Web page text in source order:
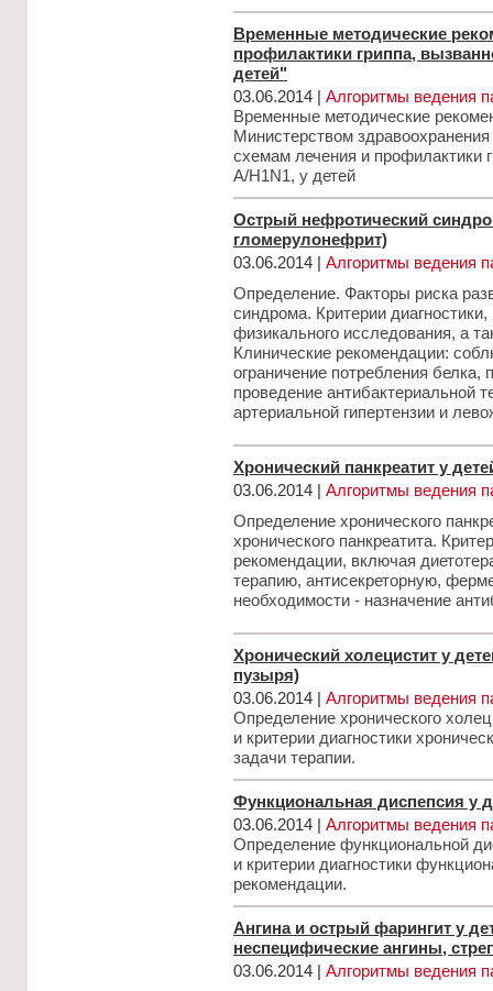
Временные методические
профилактики гриппа,
детей"
03.06.2014 | Алгоритмы ведения
Временные методические
Министерством
схемам лечения и профилактики
A/H1N1, у детей
Острый нефротический
гломерулонефрит)
03.06.2014 | Алгоритмы ведения
Определение. Факторы риска
синдрома. Критерии
физикального исследования, а
Клинические рекомендации:
ограничение потребления белка,
проведение антибактериальной
артериальной гипертензии и
Хронический панкреатит у
03.06.2014 | Алгоритмы ведения
Определение хронического
хронического панкреатита.
рекомендации, включая
терапию, антисекреторную,
необходимости - назначение
Хронический холецистит у
пузыря)
03.06.2014 | Алгоритмы ведения
Определение хронического
и критерии диагностики
задачи терапии.
Функциональная диспепсия у
03.06.2014 | Алгоритмы ведения
Определение функциональной
и критерии диагностики
рекомендации.
Ангина и острый фарингит у
неспецифические ангины,
03.06.2014 | Алгоритмы ведения